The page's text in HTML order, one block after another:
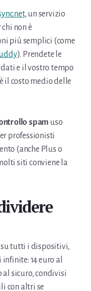
, un servizio
non è
più semplici (come
). Prendete le
e il vostro tempo
il costo medio delle
spam uso
professionisti
(anche Plus o
siti conviene la
su tutti i dispositivi,
14 euro al
al sicuro, condivisi
con altri se